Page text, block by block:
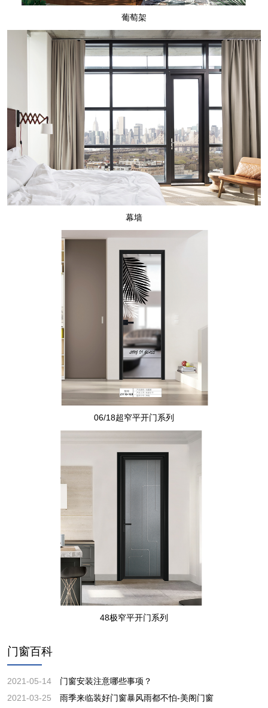
葡萄架
幕墙
06/18超窄平开门系列
48极窄平开门系列
门窗百科
2021-05-14
门窗安装注意哪些事项？
2021-03-25
雨季来临装好门窗暴风雨都不怕-美阁门窗